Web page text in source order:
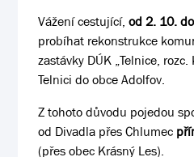
Vážení cestující,od 2. 10.
probíhat rekonstrukce
zastávky DÚK „Telnice,
Telnici do obce Adolfov.
Z tohoto důvodu pojedou
od Divadla přes Chlumec
(přes obec Krásný Les).